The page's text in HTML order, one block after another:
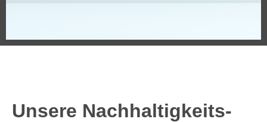
Unsere Nachhaltigkeits-